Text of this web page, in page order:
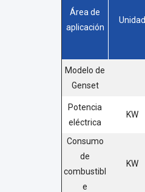
Área de
aplicación
Unidad
Modelo de
Genset
Potencia
eléctrica
KW
Consumo
de
combustibl
e
KW